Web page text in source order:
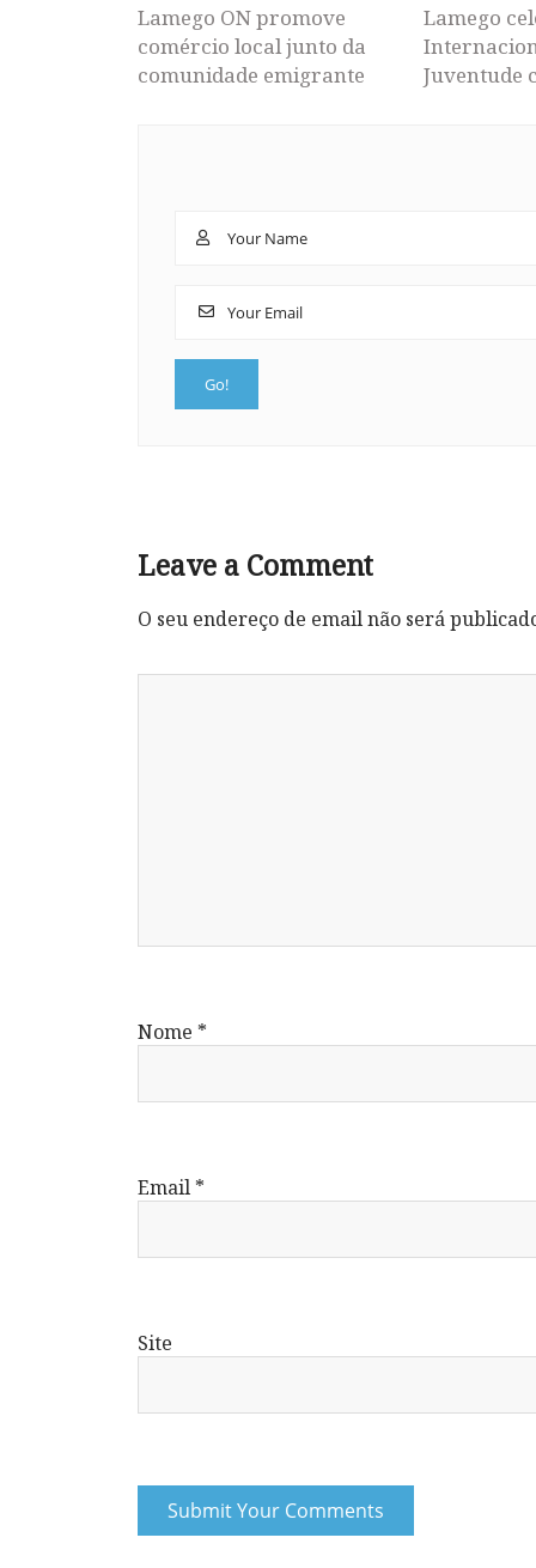
Lamego ON promove
comércio local junto da
comunidade emigrante
Lamego
Juventude
Leave a Comment
O seu endereço de email não será
Nome *
Email *
Site